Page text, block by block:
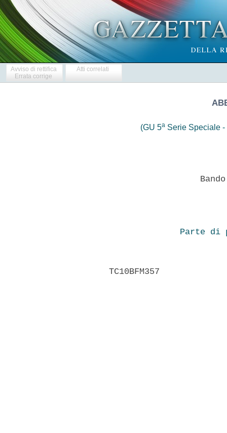
Avviso di rettifica
Errata corrige
Atti correlati
(GU 5aSerie Speciale -
Parte di